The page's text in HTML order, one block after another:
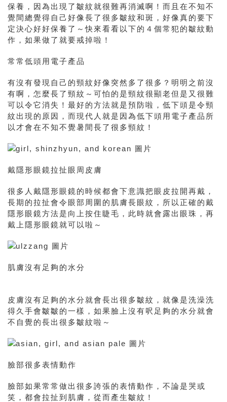
保養，因為出現了皺紋就很難再消滅啊！而且在不知不
覺間總覺得自己好像長了很多皺紋和斑，好像真的要下
定決心好好保養了～快來看看以下的４個常犯的皺紋動
作，如果做了就要戒掉啦！
常常低頭用電子產品
有沒有發現自己的頸紋好像突然多了很多？明明之前沒
有啊，怎麼長了 頸紋～可怕的是頸紋很顯老但是又很難
可以令它消失！最好的方法就是預防啦，低下頭是令頸
紋出現的原因，而現代人就是因為低下頭用電子產品所
以才會在不知不覺暑間長了很多頸紋！
戴隱形眼鏡拉扯眼周皮膚
很多人 戴隱形眼鏡的時候都會下意識把眼皮拉開再戴，
長期的拉扯會令眼部周圍的肌膚長眼紋，所以正確的戴
隱形眼鏡方法是向上按住睫毛，此時就會露出眼珠，再
戴上隱形眼鏡就可以啦～
肌膚沒有足夠的水分
皮膚沒有足夠的水分就會長出很多皺紋，就像是洗澡洗
得久手會皺皺的一樣，如果臉上沒有呎足夠的水分就會
不自覺的長出很多皺紋啦～
臉部很多表情動作
臉部如果常常做出很多誇張的表情動作，不論是哭或
笑，都會拉扯到肌膚，從而產生皺紋！